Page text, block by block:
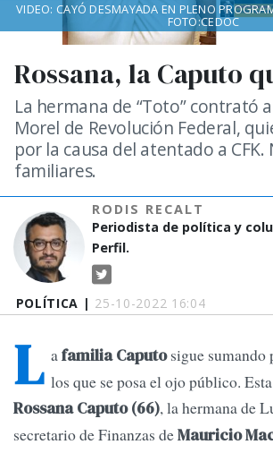
POLÍTICA | 25-10-2022 16:04
Rossana, la Caputo
La hermana de “Toto” contrató
Morel de Revolución Federal,
por la causa del atentado a CFK.
familiares.
RODIS RECALT
Periodista de política y
Perfil.
VIDEO: CAYÓ DESMAYADA EN PLENO
FOTO:CEDOC
L afamilia Caputosigue sumando
los que se posa el ojo público.
Rossana Caputo (66), la hermana de
secretario de Finanzas deMauricio